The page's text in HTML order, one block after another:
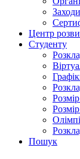
Центр
Студенту
Пошук